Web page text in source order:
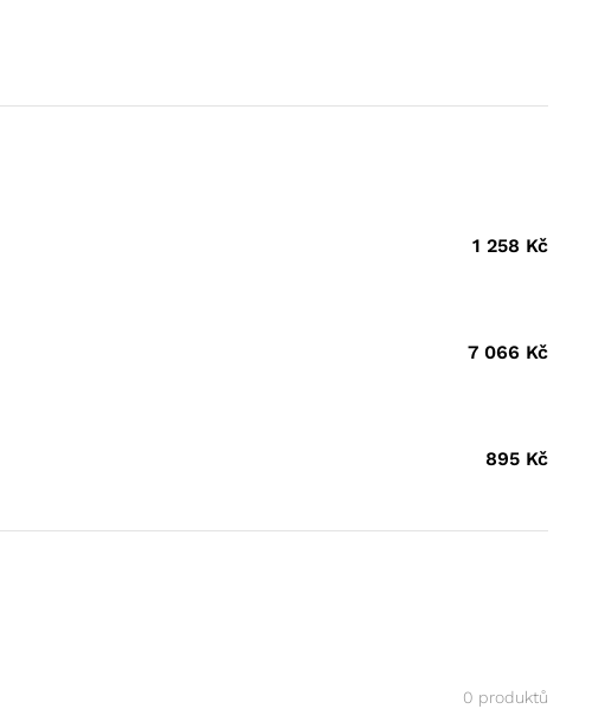
1 258 Kč
7 066 Kč
895 Kč
0 produktů